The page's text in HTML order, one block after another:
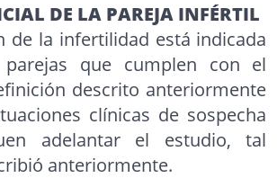
DE LA PAREJA INFÉRTIL
de la infertilidad está indicada
que cumplen con el
descrito anteriormente
clínicas de sospecha
adelantar el estudio, tal
anteriormente.